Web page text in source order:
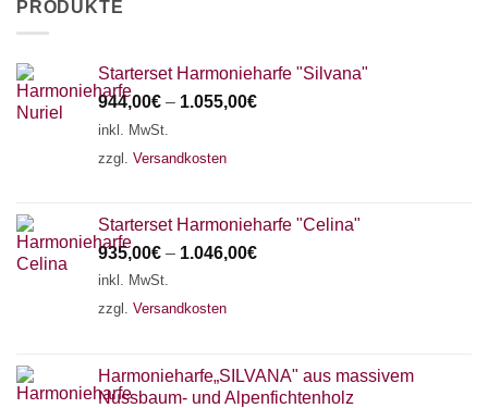
PRODUKTE
Starterset Harmonieharfe "Silvana"
944,00€ – 1.055,00€
inkl. MwSt.
zzgl. Versandkosten
Starterset Harmonieharfe "Celina"
935,00€ – 1.046,00€
inkl. MwSt.
zzgl. Versandkosten
Harmonieharfe„SILVANA" aus massivem
Nussbaum- und Alpenfichtenholz